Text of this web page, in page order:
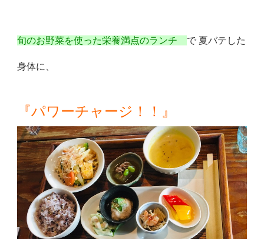
旬のお野菜を使った栄養満点のランチ で 夏バテした
身体に、
『パワーチャージ！！』